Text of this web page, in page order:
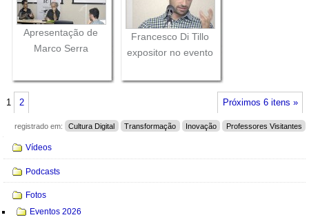
Apresentação de
Marco Serra
Francesco Di Tillo
expositor no evento
Próximos 6 itens »
1 2
registrado em: Cultura Digital Transformação Inovação Professores Visitantes
Navegação
Vídeos
Podcasts
Fotos
Eventos 2026